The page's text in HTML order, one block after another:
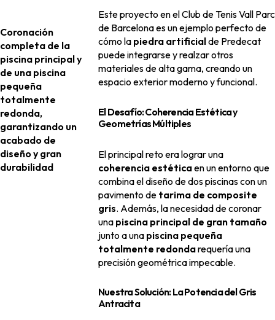
Coronación
completa de la
piscina principal y
de una piscina
pequeña
totalmente
redonda,
garantizando un
acabado de
diseño y gran
durabilidad
Este proyecto en el Club de Tenis Vall Parc
de Barcelona es un ejemplo perfecto de
cómo la piedra artificialde Predecat
puede integrarse y realzar otros
materiales de alta gama, creando un
espacio exterior moderno y funcional.
El Desafío: Coherencia Estética y
Geometrías Múltiples
El principal reto era lograr una
coherencia estéticaen un entorno que
combina el diseño de dos piscinas con un
pavimento de tarima de composite
gris. Además, la necesidad de coronar
una piscina principal de gran tamaño
junto a una piscina pequeña
totalmente redondarequería una
precisión geométrica impecable.
Nuestra Solución: La Potencia del Gris
Antracita